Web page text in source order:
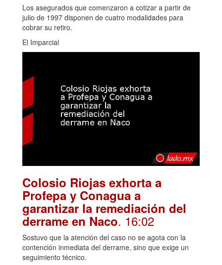
Los asegurados que comenzaron a cotizar a partir de
julio de 1997 disponen de cuatro modalidades para
cobrar su retiro.
El Imparcial
Colosio Riojas exhorta a
Profepa y Conagua a
garantizar la remediación del
derrame en Naco. 16:02
Sostuvo que la atención del caso no se agota con la
contención inmediata del derrame, sino que exige un
seguimiento técnico.